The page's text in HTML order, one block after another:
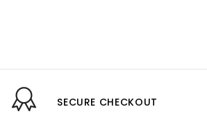
SECURE CHECKOUT